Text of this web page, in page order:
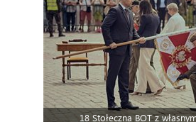
18 Stołeczna BOT z